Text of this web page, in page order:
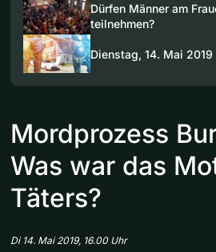
Dürfen Männer am
teilnehmen?
Dienstag, 14. Mai
Mordprozess
Was war das
Täters?
Di 14. Mai 2019, 16.00 Uhr